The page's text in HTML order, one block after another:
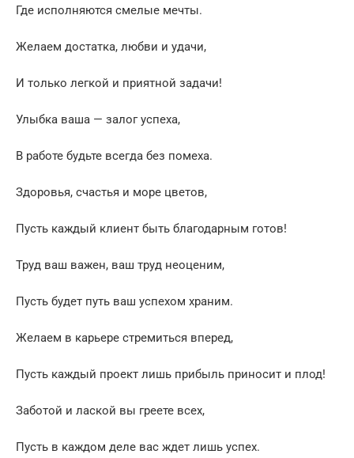
Где исполняются смелые мечты.
Желаем достатка, любви и удачи,
И только легкой и приятной задачи!
Улыбка ваша — залог успеха,
В работе будьте всегда без помеха.
Здоровья, счастья и море цветов,
Пусть каждый клиент быть благодарным готов!
Труд ваш важен, ваш труд неоценим,
Пусть будет путь ваш успехом храним.
Желаем в карьере стремиться вперед,
Пусть каждый проект лишь прибыль приносит и плод!
Заботой и лаской вы греете всех,
Пусть в каждом деле вас ждет лишь успех.